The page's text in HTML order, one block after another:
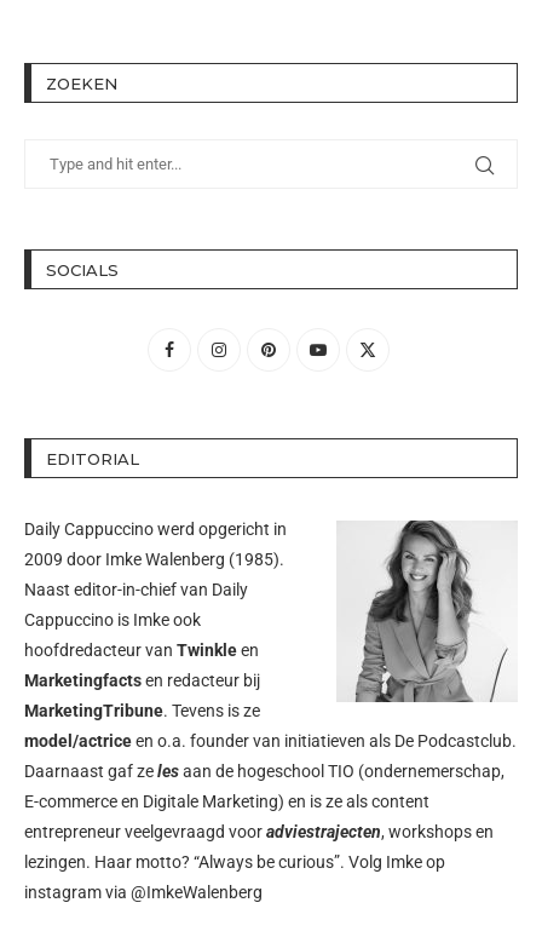
ZOEKEN
SOCIALS
EDITORIAL
Daily Cappuccino werd opgericht in
2009 door Imke Walenberg (1985).
Naast editor-in-chief van Daily
Cappuccino is Imke ook
hoofdredacteur van Twinkleen
Marketingfactsen redacteur bij
MarketingTribune. Tevens is ze
model/actriceen o.a. founder van initiatieven als De Podcastclub.
Daarnaast gaf zelesaan de hogeschool TIO (ondernemerschap,
E-commerce en Digitale Marketing) en is ze als content
entrepreneur veelgevraagd vooradviestrajecten, workshops en
lezingen. Haar motto? “Always be curious”. Volg Imke op
instagram via @ImkeWalenberg